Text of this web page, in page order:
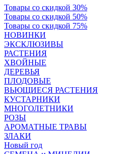
Товары со скидкой 30%
Товары со скидкой 50%
Товары со скидкой 75%
НОВИНКИ
ЭКСКЛЮЗИВЫ
РАСТЕНИЯ
ХВОЙНЫЕ
ДЕРЕВЬЯ
ПЛОДОВЫЕ
ВЬЮЩИЕСЯ РАСТЕНИЯ
КУСТАРНИКИ
МНОГОЛЕТНИКИ
РОЗЫ
АРОМАТНЫЕ ТРАВЫ
ЗЛАКИ
Новый год